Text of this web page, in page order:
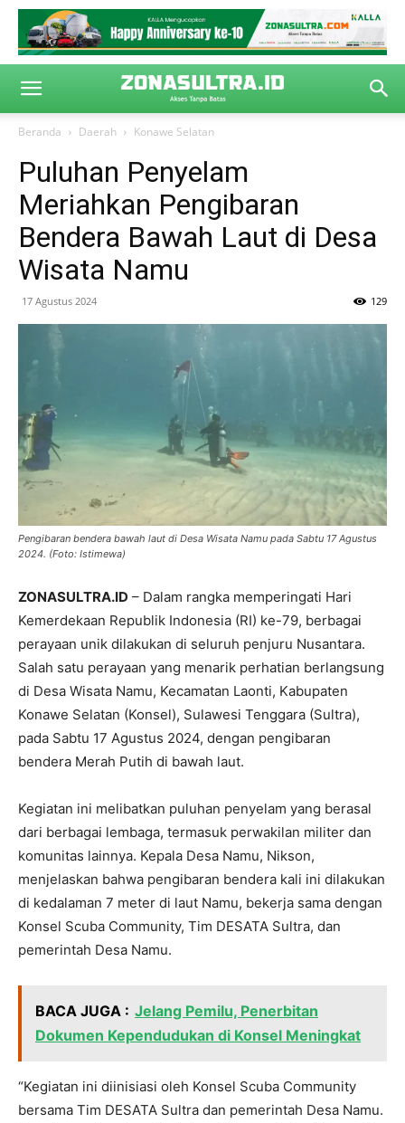
Beranda Daerah Konawe Selatan
Puluhan Penyelam
Meriahkan Pengibaran
Bendera Bawah Laut di Desa
Wisata Namu
17 Agustus 2024 129
Pengibaran bendera bawah laut di Desa Wisata Namu pada Sabtu 17 Agustus
2024. (Foto: Istimewa)
ZONASULTRA.ID – Dalam rangka memperingati Hari
Kemerdekaan Republik Indonesia (RI) ke-79, berbagai
perayaan unik dilakukan di seluruh penjuru Nusantara.
Salah satu perayaan yang menarik perhatian berlangsung
di Desa Wisata Namu, Kecamatan Laonti, Kabupaten
Konawe Selatan (Konsel), Sulawesi Tenggara (Sultra),
pada Sabtu 17 Agustus 2024, dengan pengibaran
bendera Merah Putih di bawah laut.
Kegiatan ini melibatkan puluhan penyelam yang berasal
dari berbagai lembaga, termasuk perwakilan militer dan
komunitas lainnya. Kepala Desa Namu, Nikson,
menjelaskan bahwa pengibaran bendera kali ini dilakukan
di kedalaman 7 meter di laut Namu, bekerja sama dengan
Konsel Scuba Community, Tim DESATA Sultra, dan
pemerintah Desa Namu.
BACA JUGA : Jelang Pemilu, Penerbitan
Dokumen Kependudukan di Konsel Meningkat
“Kegiatan ini diinisiasi oleh Konsel Scuba Community
bersama Tim DESATA Sultra dan pemerintah Desa Namu.